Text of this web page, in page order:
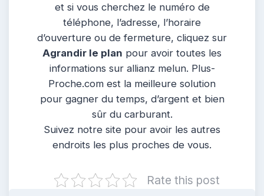
et si vous cherchez le numéro de
téléphone, l’adresse, l’horaire
d’ouverture ou de fermeture, cliquez sur
Agrandir le plan pour avoir toutes les
informations sur allianz melun. Plus-
Proche.com est la meilleure solution
pour gagner du temps, d’argent et bien
sûr du carburant.
Suivez notre site pour avoir les autres
endroits les plus proches de vous.
Rate this post